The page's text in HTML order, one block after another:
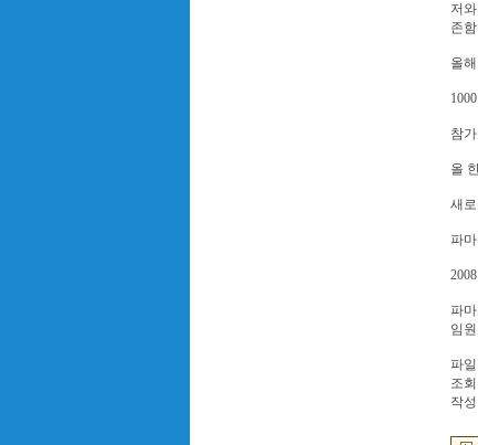
저
존
올
참
올
새
파
파
임
파
조
작